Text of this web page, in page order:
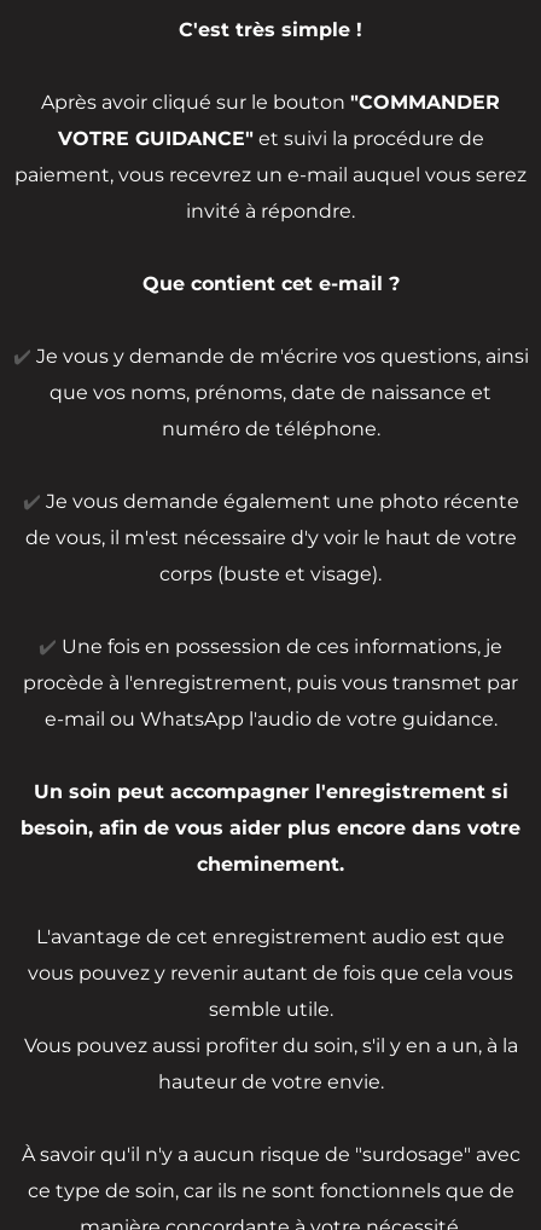
C'est très simple !
Après avoir cliqué sur le bouton "COMMANDER
VOTRE GUIDANCE"et suivi la procédure de
paiement, vous recevrez un e-mail auquel vous serez
invité à répondre.
Que contient cet e-mail ?
✔️ Je vous y demande de m'écrire vos questions, ainsi
que vos noms, prénoms, date de naissance et
numéro de téléphone.
✔️ Je vous demande également une photo récente
de vous, il m'est nécessaire d'y voir le haut de votre
corps (buste et visage).
✔️ Une fois en possession de ces informations, je
procède à l'enregistrement, puis vous transmet par
e-mail ou WhatsApp l'audio de votre guidance.
Un soin peut accompagner l'enregistrement si
besoin, afin de vous aider plus encore dans votre
cheminement.
L'avantage de cet enregistrement audio est que
vous pouvez y revenir autant de fois que cela vous
semble utile.
Vous pouvez aussi profiter du soin, s'il y en a un, à la
hauteur de votre envie.
À savoir qu'il n'y a aucun risque de "surdosage" avec
ce type de soin, car ils ne sont fonctionnels que de